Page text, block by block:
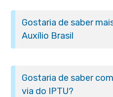
Gostaria de saber
Auxílio Brasil
Gostaria de saber
via do IPTU?